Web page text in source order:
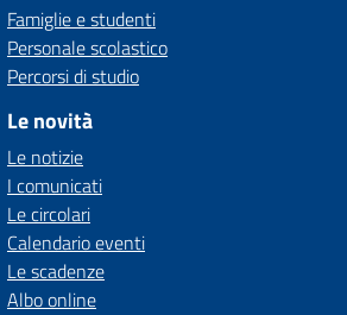
Famiglie e studenti
Personale scolastico
Percorsi di studio
Le novità
Le notizie
I comunicati
Le circolari
Calendario eventi
Le scadenze
Albo online